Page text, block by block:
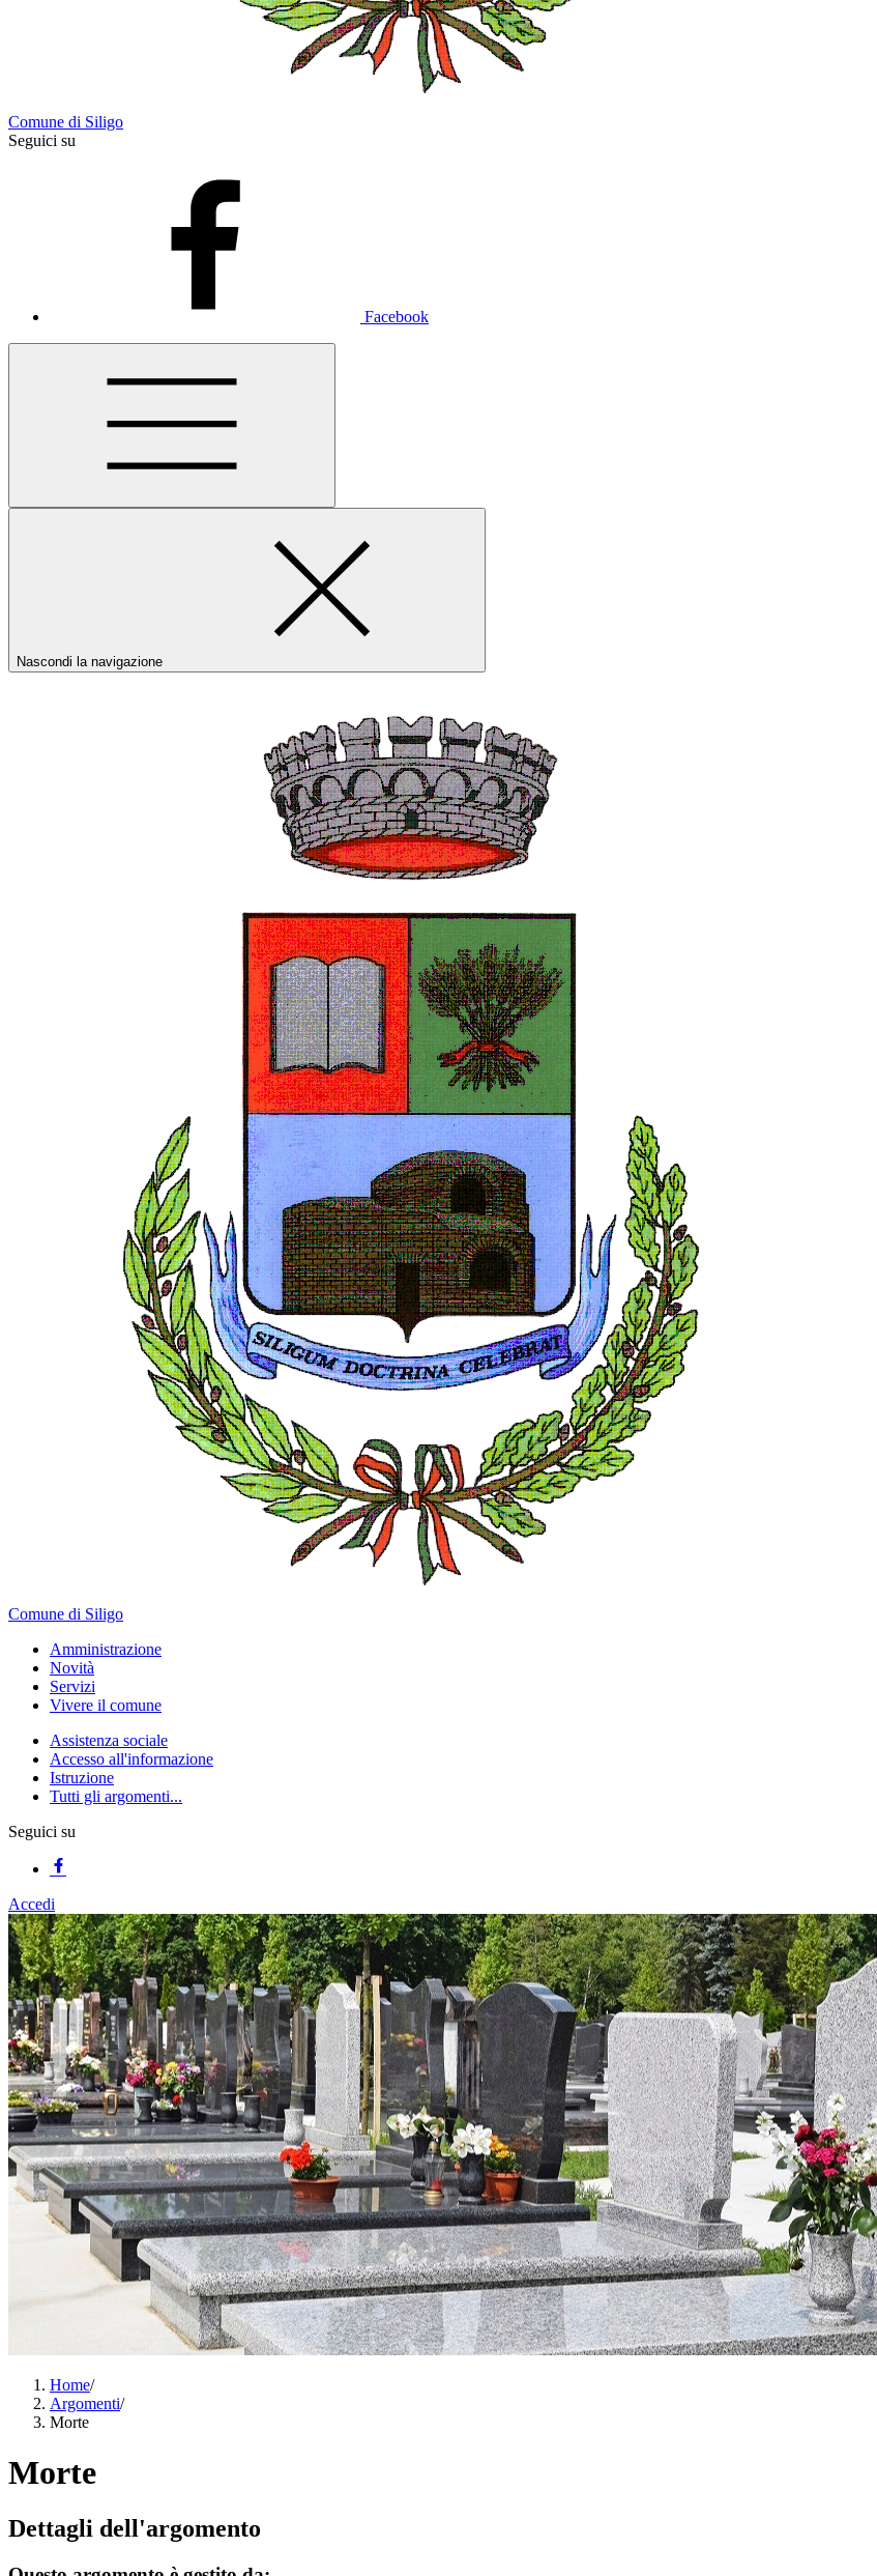
Comune di Siligo
Seguici su
Facebook
Nascondi la navigazione
Comune di Siligo
Amministrazione
Novità
Servizi
Vivere il comune
Assistenza sociale
Accesso all'informazione
Istruzione
Tutti gli argomenti...
Seguici su
Accedi
Home/
Argomenti/
Morte
Morte
Dettagli dell'argomento